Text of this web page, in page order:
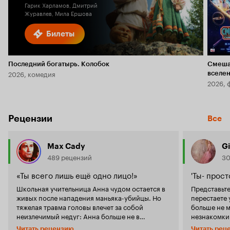
Билеты
Гарик Харламов, Дмитрий
Журавлев, Мила Ершова
Последний богатырь. Колобок
2026, комедия
2026,
Рецензии Все
Max Cady
489 рецензий
«Ты всего лишь ещё одно лицо!»
Школьная учительница Анна чудом остается в
живых после нападения маньяка-убийцы. Но
тяжелая травма головы влечет за собой
неизлечимый недуг: Анна больше не в
состоянии запоминать лица людей, и
'Ты-
больше не
толпе.